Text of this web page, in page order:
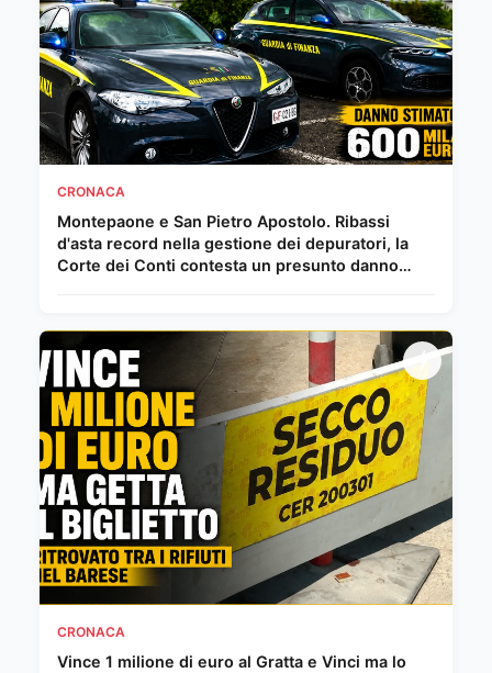
CRONACA
Montepaone e San Pietro Apostolo. Ribassi
d'asta record nella gestione dei depuratori, la
Corte dei Conti contesta un presunto danno
CRONACA
Vince 1 milione di euro al Gratta e Vinci ma lo